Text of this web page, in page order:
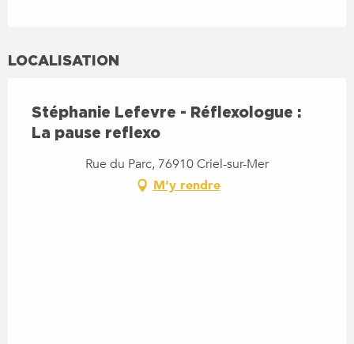
LOCALISATION
Stéphanie Lefevre - Réflexologue :
La pause reflexo
Rue du Parc, 76910 Criel-sur-Mer
M'y rendre